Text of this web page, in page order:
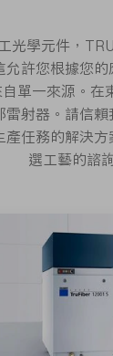
光學元件，
允許您根據您
單一來源。在
雷射器。請信
產任務的解決
選工藝的諮